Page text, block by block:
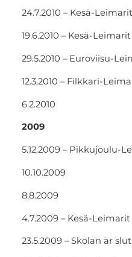
24.7.2010 – Kesä-Leimarit
19.6.2010 – Kesä-Leimarit
29.5.2010 – Euroviisu-
12.3.2010 – Filkkari-
6.2.2010
2009
5.12.2009 – Pikkujoulu-
10.10.2009
8.8.2009
4.7.2009 – Kesä-Leimarit
23.5.2009 – Skolan är slut